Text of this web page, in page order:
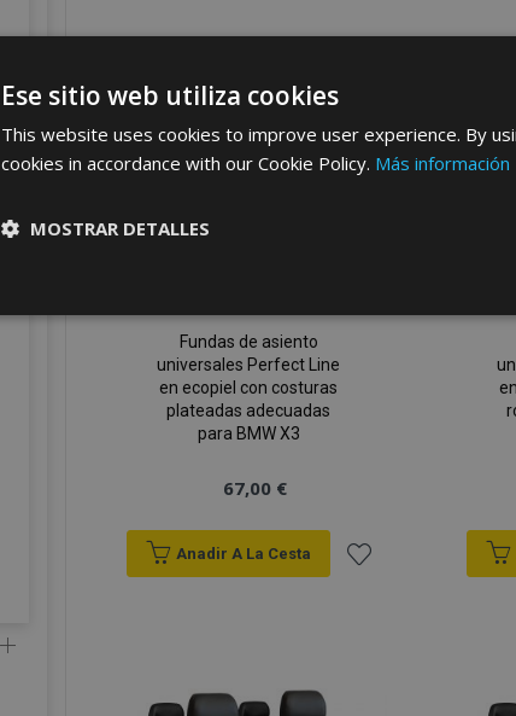
Deseos
Fundas de asiento
universales Perfect Line
en ecopiel con costuras
plateadas adecuadas
para BMW X3
67,00 €
Anadir A La Cesta
Ese sitio web utiliza cookies
This website uses cookies to improve user experience. By
cookies in accordance with our Cookie Policy. Más información
MOSTRAR DETALLES
estrictamente
rendimiento
Cookies de funcionalidad
Adobe Inc.